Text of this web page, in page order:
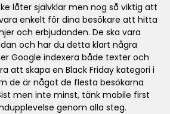
låter självklar men nog så viktig att
enkelt för dina besökare att hitta
och erbjudanden. De ska vara
och har du detta klart några
Google indexera både texter och
att skapa en Black Friday kategori i
de är något de flesta besökarna
men inte minst, tänk mobile first
genom alla steg.